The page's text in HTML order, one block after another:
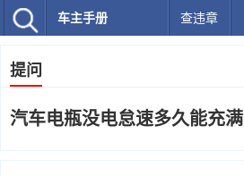
车主手册 查违章
提问
汽车电瓶没电怠速多久能充满